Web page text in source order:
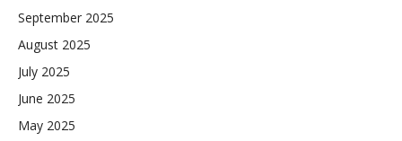
September 2025
August 2025
July 2025
June 2025
May 2025